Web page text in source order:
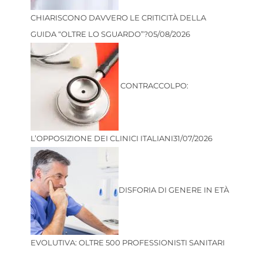
CHIARISCONO DAVVERO LE CRITICITÀ DELLA
GUIDA “OLTRE LO SGUARDO”?05/08/2026
CONTRACCOLPO:
L’OPPOSIZIONE DEI CLINICI ITALIANI31/07/2026
DISFORIA DI GENERE IN ETÀ
EVOLUTIVA: OLTRE 500 PROFESSIONISTI SANITARI